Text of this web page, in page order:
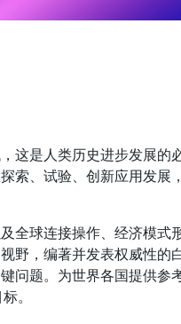
这是人类历史进步发展的
索、试验、创新应用发展
全球连接操作、经济模式
野，编著并发表权威性的
问题。为世界各国提供参
。